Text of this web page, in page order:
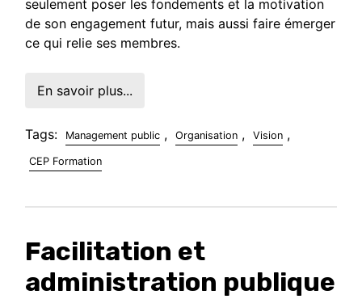
seulement poser les fondements et la motivation
de son engagement futur, mais aussi faire émerger
ce qui relie ses membres.
En savoir plus...
Tags: Management public , Organisation , Vision ,
CEP Formation
Facilitation et
administration publique